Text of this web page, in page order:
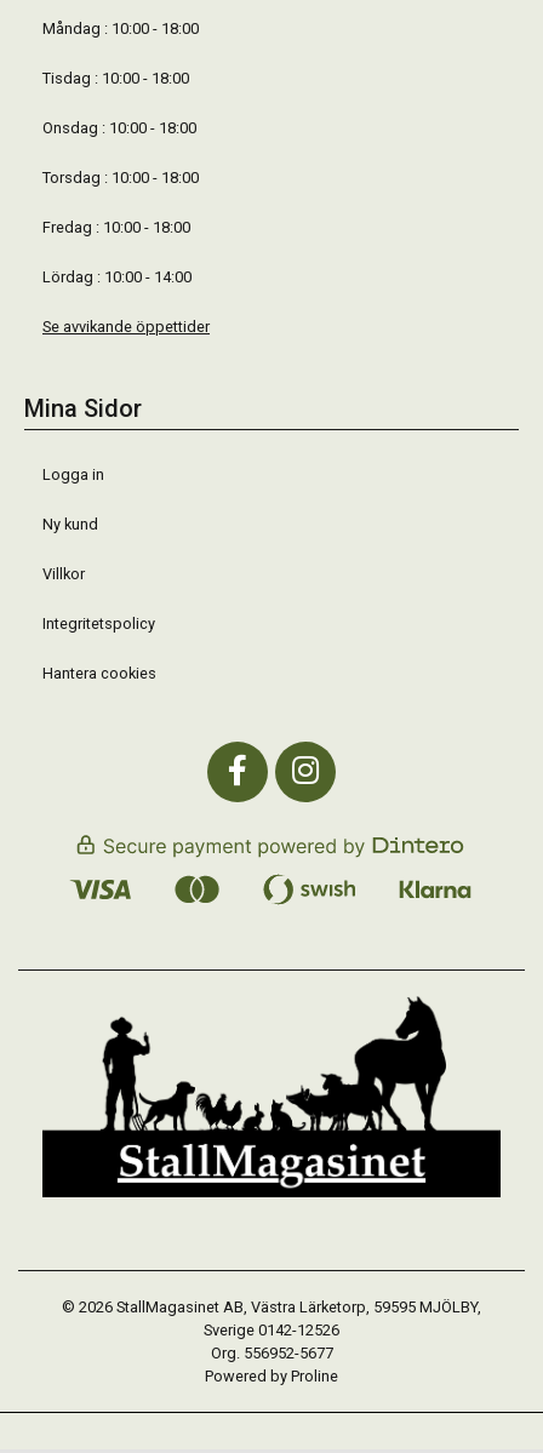
Måndag : 10:00 - 18:00
Tisdag : 10:00 - 18:00
Onsdag : 10:00 - 18:00
Torsdag : 10:00 - 18:00
Fredag : 10:00 - 18:00
Lördag : 10:00 - 14:00
Se avvikande öppettider
Mina Sidor
Logga in
Ny kund
Villkor
Integritetspolicy
Hantera cookies
© 2026 StallMagasinet AB, Västra Lärketorp, 59595 MJÖLBY,
Sverige 0142-12526
Org. 556952-5677
Powered by Proline